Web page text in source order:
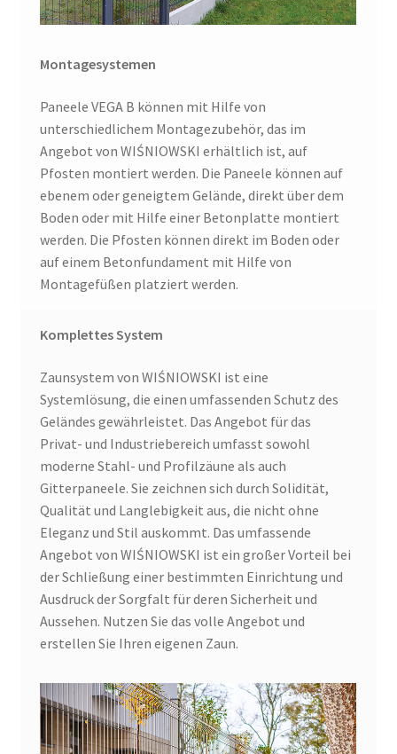
Montagesystemen
Paneele VEGA B können mit Hilfe von
unterschiedlichem Montagezubehör, das im
Angebot von WIŚNIOWSKI erhältlich ist, auf
Pfosten montiert werden. Die Paneele können auf
ebenem oder geneigtem Gelände, direkt über dem
Boden oder mit Hilfe einer Betonplatte montiert
werden. Die Pfosten können direkt im Boden oder
auf einem Betonfundament mit Hilfe von
Montagefüßen platziert werden.
Komplettes System
Zaunsystem von WIŚNIOWSKI ist eine
Systemlösung, die einen umfassenden Schutz des
Geländes gewährleistet. Das Angebot für das
Privat- und Industriebereich umfasst sowohl
moderne Stahl- und Profilzäune als auch
Gitterpaneele. Sie zeichnen sich durch Solidität,
Qualität und Langlebigkeit aus, die nicht ohne
Eleganz und Stil auskommt. Das umfassende
Angebot von WIŚNIOWSKI ist ein großer Vorteil bei
der Schließung einer bestimmten Einrichtung und
Ausdruck der Sorgfalt für deren Sicherheit und
Aussehen. Nutzen Sie das volle Angebot und
erstellen Sie Ihren eigenen Zaun.